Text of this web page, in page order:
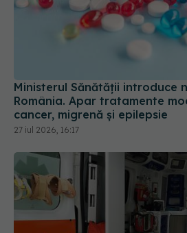
Ministerul Sănătății introduce
România. Apar tratamente
cancer, migrenă și epilepsie
27 iul 2026, 16:17